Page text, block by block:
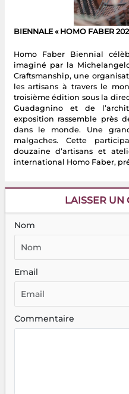
BIENNALE « HOMO FABER
Homo Faber Biennial
imaginé par la
Craftsmanship, une
les artisans à travers le
troisième édition sous la
Guadagnino et de
exposition rassemble près
dans le monde. Une
malgaches. Cette
douzaine d’artisans et
international Homo Faber,
LAISSER UN
Nom
Email
Commentaire